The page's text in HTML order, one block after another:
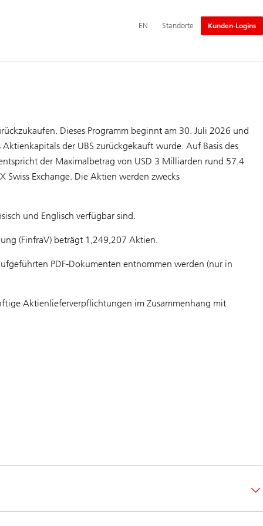
Hauptnavigation
Switch
English
EN Standorte Kunden-Logins
Dieses Programm beginnt am 30. Juli 2026 und
der UBS zurückgekauft wurde. Auf Basis des
der Maximalbetrag von USD 3 Milliarden rund 57.4
Swiss Exchange. Die Aktien werden zwecks
und Englisch verfügbar sind.
(FinfraV) beträgt 1,249,207 Aktien.
PDF-Dokumenten entnommen werden (nur in
Aktienlieferverpflichtungen im Zusammenhang mit